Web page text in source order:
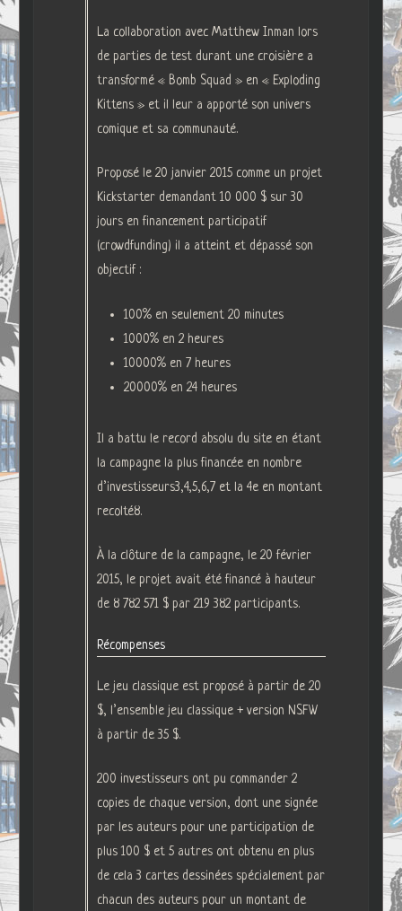
La collaboration avec Matthew Inman lors
de parties de test durant une croisière a
transformé « Bomb Squad » en « Exploding
Kittens » et il leur a apporté son univers
comique et sa communauté.
Proposé le 20 janvier 2015 comme un projet
Kickstarter demandant 10 000 $ sur 30
jours en financement participatif
(crowdfunding) il a atteint et dépassé son
objectif :
100% en seulement 20 minutes
1000% en 2 heures
10000% en 7 heures
20000% en 24 heures
Il a battu le record absolu du site en étant
la campagne la plus financée en nombre
d’investisseurs3,4,5,6,7 et la 4e en montant
recolté8.
À la clôture de la campagne, le 20 février
2015, le projet avait été financé à hauteur
de 8 782 571 $ par 219 382 participants.
Récompenses
Le jeu classique est proposé à partir de 20
$, l’ensemble jeu classique + version NSFW
à partir de 35 $.
200 investisseurs ont pu commander 2
copies de chaque version, dont une signée
par les auteurs pour une participation de
plus 100 $ et 5 autres ont obtenu en plus
de cela 3 cartes dessinées spécialement par
chacun des auteurs pour un montant de